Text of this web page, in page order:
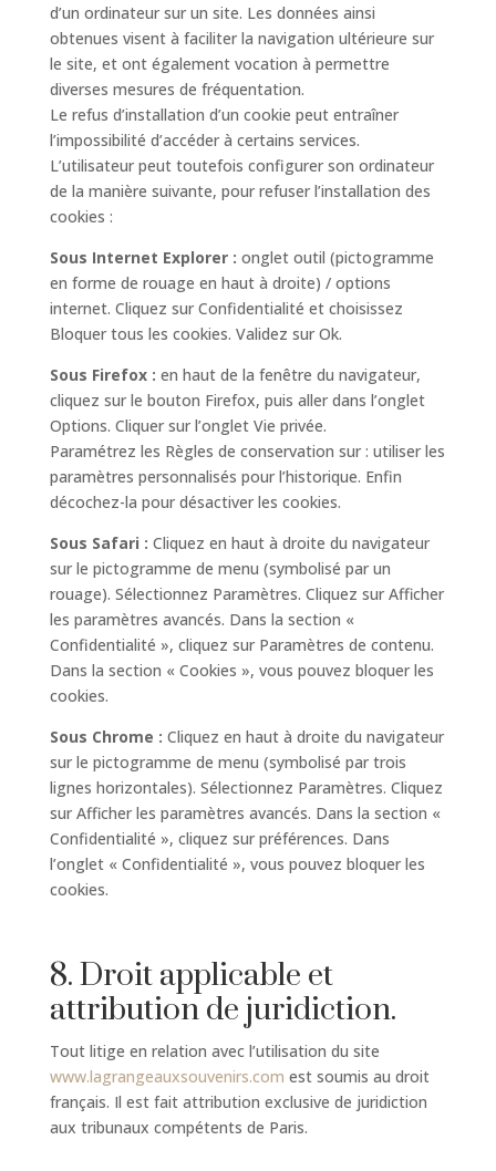
d’un ordinateur sur un site. Les données ainsi
obtenues visent à faciliter la navigation ultérieure sur
le site, et ont également vocation à permettre
diverses mesures de fréquentation.
Le refus d’installation d’un cookie peut entraîner
l’impossibilité d’accéder à certains services.
L’utilisateur peut toutefois configurer son ordinateur
de la manière suivante, pour refuser l’installation des
cookies :
Sous Internet Explorer : onglet outil (pictogramme
en forme de rouage en haut à droite) / options
internet. Cliquez sur Confidentialité et choisissez
Bloquer tous les cookies. Validez sur Ok.
Sous Firefox : en haut de la fenêtre du navigateur,
cliquez sur le bouton Firefox, puis aller dans l’onglet
Options. Cliquer sur l’onglet Vie privée.
Paramétrez les Règles de conservation sur : utiliser les
paramètres personnalisés pour l’historique. Enfin
décochez-la pour désactiver les cookies.
Sous Safari : Cliquez en haut à droite du navigateur
sur le pictogramme de menu (symbolisé par un
rouage). Sélectionnez Paramètres. Cliquez sur Afficher
les paramètres avancés. Dans la section «
Confidentialité », cliquez sur Paramètres de contenu.
Dans la section « Cookies », vous pouvez bloquer les
cookies.
Sous Chrome : Cliquez en haut à droite du navigateur
sur le pictogramme de menu (symbolisé par trois
lignes horizontales). Sélectionnez Paramètres. Cliquez
sur Afficher les paramètres avancés. Dans la section «
Confidentialité », cliquez sur préférences. Dans
l’onglet « Confidentialité », vous pouvez bloquer les
cookies.
8. Droit applicable et
attribution de juridiction.
Tout litige en relation avec l’utilisation du site
www.lagrangeauxsouvenirs.com est soumis au droit
français. Il est fait attribution exclusive de juridiction
aux tribunaux compétents de Paris.